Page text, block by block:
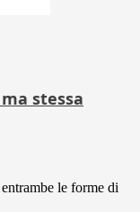
stessa
le forme di